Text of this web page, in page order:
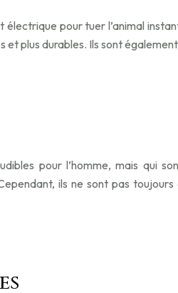
pour tuer l’animal
plus durables. Ils sont
pour l’homme, mais qui
ils ne sont pas